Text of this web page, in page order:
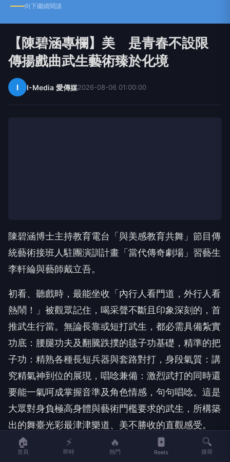
【陳碧涵專欄】美 是青春不設限
傳揚戲曲武生藝術臻於化境
I I-Media 愛傳媒 2026-08-06 01:00:00
陳碧涵博士主持教育電台「與美感教育共舞」節目傳
統藝術接班人駐團演訓計畫「當代傳奇劇場」習藝生
李軒綸與藝師戴立吾。
初看、聽戲時，最能坐收「內行人看門道，外行人看
熱鬧！」被觀眾記住，喝采聲不斷且印象深刻的，首
推武生行當。無論長靠或短打武生，都必需具備紮實
功底：腰腿功夫及翻騰跌撲的毯子功基礎，精準的把
子功：精熟各種長短兵器與套路對打，身段氣質：講
究精氣神到位的展現，唱唸兼備：激烈武打的同時還
要能一氣呵成掌握音準及角色情感，句句唱唸。這是
大眾對身負極高身體與藝術門檻要求的武生，所構築
出的舞臺光彩最津津樂道、美不勝收的直觀感受。
🏠
首頁
⚡
即時
🔥
熱門 Reels
🔍
搜尋